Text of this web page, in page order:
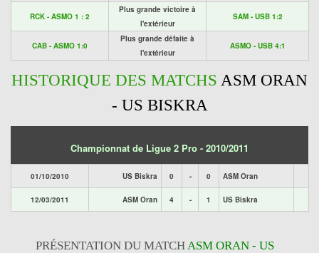
RCK - ASMO 1 : 2
Plus grande victoire à
l'extérieur
SAM - USB 1:2
CAB - ASMO 1:0
Plus grande défaite à
l'extérieur
ASMO - USB 4:1
HISTORIQUE DES MATCHS ASM ORAN
- US BISKRA
Championnat de Ligue 2 Pro - 2010/2011
01/10/2010 US Biskra 0 - 0 ASM Oran
12/03/2011 ASM Oran 4 - 1 US Biskra
PRÉSENTATION DU MATCHASM ORAN - US